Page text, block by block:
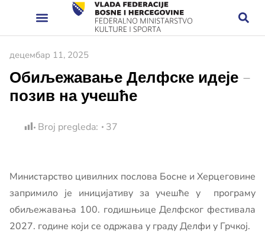
децембар 11, 2025
Обиљежавање Делфске идеје –
позив на учешће
Broj pregleda: 37
Министарство цивилних послова Босне и Херцеговине
запримило је иницијативу за учешће у програму
обиљежавања 100. годишњице Делфског фестивала
2027. године који се одржава у граду Делфи у Грчкој.